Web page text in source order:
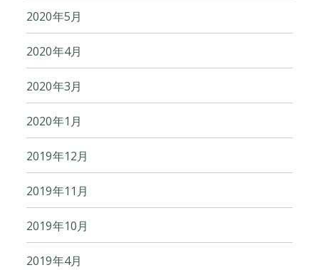
2020年5月
2020年4月
2020年3月
2020年1月
2019年12月
2019年11月
2019年10月
2019年4月